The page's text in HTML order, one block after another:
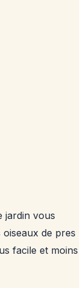
jardin vous
de pres
facile et moins